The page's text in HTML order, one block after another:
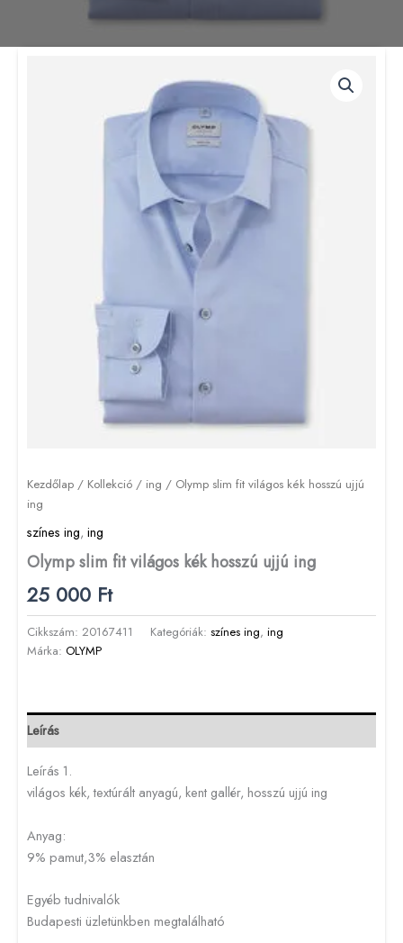
Kezdőlap / Kollekció / ing / Olymp slim fit világos kék hosszú ujjú
ing
színes ing, ing
Olymp slim fit világos kék hosszú ujjú ing
25 000 Ft
Cikkszám: 20167411 Kategóriák: színes ing, ing
Márka: OLYMP
Leírás
Leírás 1.
világos kék, textúrált anyagú, kent gallér, hosszú ujjú ing
Anyag:
9% pamut,3% elasztán
Egyéb tudnivalók
Budapesti üzletünkben megtalálható